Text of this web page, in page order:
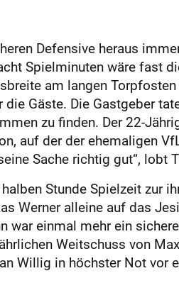
Defensive heraus
Spielminuten wäre fast
am langen
Gäste. Die Gastgeber
zu finden. Der 22-
auf der der ehemaligen
Sache richtig gut“, lobt
Stunde Spielzeit zur
Werner alleine auf das
war einmal mehr ein
Weitschuss von
Willig in höchster Not vor